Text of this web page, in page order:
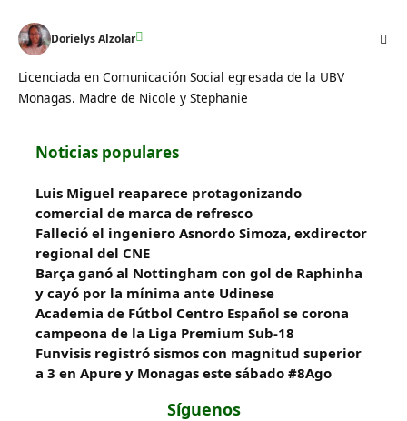
Dorielys Alzolar
Licenciada en Comunicación Social egresada de la UBV
Monagas. Madre de Nicole y Stephanie
Noticias populares
Luis Miguel reaparece protagonizando
comercial de marca de refresco
Falleció el ingeniero Asnordo Simoza, exdirector
regional del CNE
Barça ganó al Nottingham con gol de Raphinha
y cayó por la mínima ante Udinese
Academia de Fútbol Centro Español se corona
campeona de la Liga Premium Sub-18
Funvisis registró sismos con magnitud superior
a 3 en Apure y Monagas este sábado #8Ago
Síguenos